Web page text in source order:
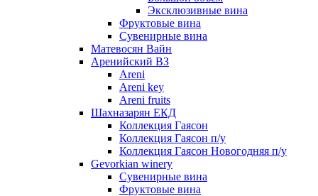
Эксклюзивные вина
Фруктовые вина
Cувенирные вина
Матевосян Вайн
Аренийский ВЗ
Areni
Areni key
Areni fruits
Шахназарян ЕКД
Коллекция Гаясон
Коллекция Гаясон п/у
Коллекция Гаясон Новогодняя п/у
Gevorkian winery
Сувенирные вина
Фруктовые вина